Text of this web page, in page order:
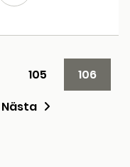
105
106
Nästa